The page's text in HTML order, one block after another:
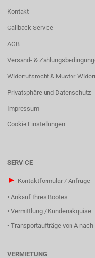
Kontakt
Callback Service
AGB
Versand- &
Widerrufsrecht & Muster-
Privatsphäre und Datenschutz
Impressum
Cookie Einstellungen
SERVICE
► Kontaktformular / Anfrage
• Ankauf Ihres Bootes
• Vermittlung / Kundenakquise
• Transportaufträge von A nach
VERMIETUNG